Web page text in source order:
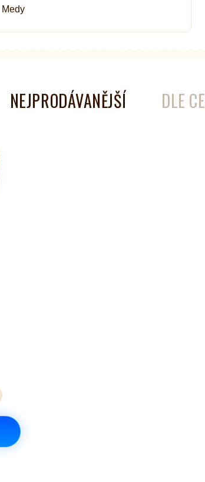
Láhve
Medy
NEJPRODÁVANĚJŠÍ DLE
je 5 z 5